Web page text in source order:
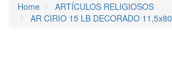
Home
ARTÍCULOS RELIGIOSOS
AR CIRIO 15 LB DECORADO 11,5x80